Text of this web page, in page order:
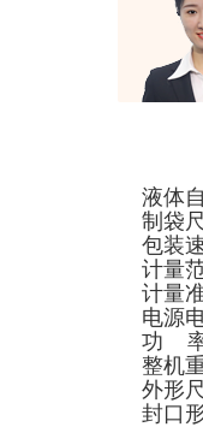
液体
制袋
包装
计量
计量
电源
功 率:
整机
外形
封口